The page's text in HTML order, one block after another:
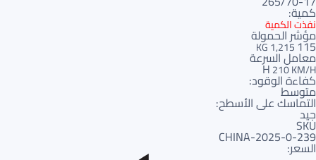
كمية:
نفذت الكمية
مؤشر الحمولة
115
1,215 KG
معامل السرعة
H210 KM/H
كفاءة الوقود:
متوسط
التماسك على الأسطح:
جيد
SKU
239-CHINA-2025-0
السعر: